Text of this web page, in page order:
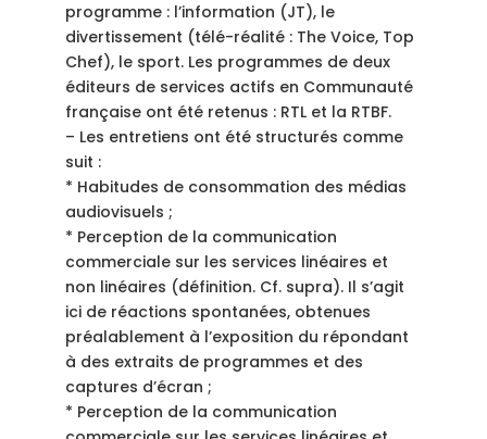
programme : l’information (JT), le
divertissement (télé-réalité : The Voice, Top
Chef), le sport. Les programmes de deux
éditeurs de services actifs en Communauté
française ont été retenus : RTL et la RTBF.
– Les entretiens ont été structurés comme
suit :
* Habitudes de consommation des médias
audiovisuels ;
* Perception de la communication
commerciale sur les services linéaires et
non linéaires (définition. Cf. supra). Il s’agit
ici de réactions spontanées, obtenues
préalablement à l’exposition du répondant
à des extraits de programmes et des
captures d’écran ;
* Perception de la communication